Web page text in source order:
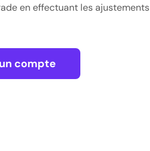
en effectuant les ajustements
compte